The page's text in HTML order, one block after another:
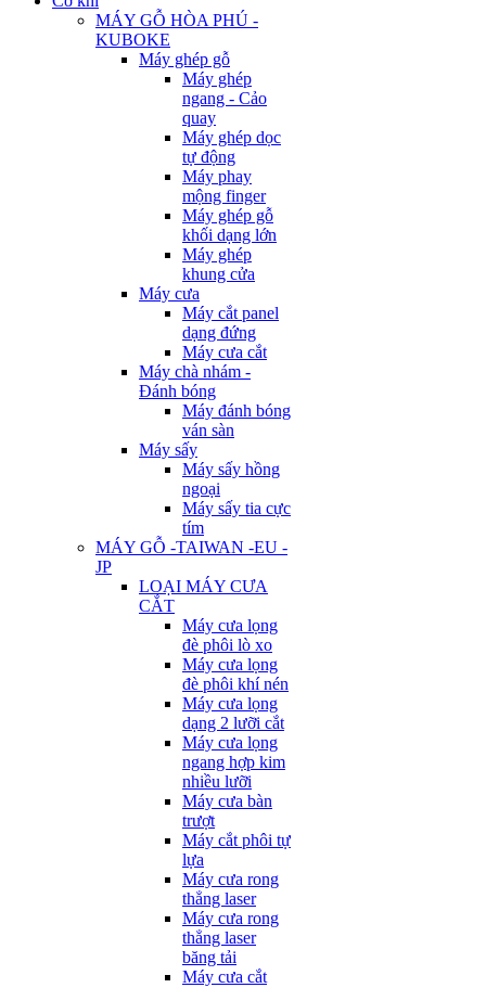
MÁY GỖ HÒA PHÚ -
KUBOKE
Máy ghép gỗ
Máy ghép
ngang - Cảo
quay
Máy ghép dọc
tự động
Máy phay
mộng finger
Máy ghép gỗ
khối dạng lớn
Máy ghép
khung cửa
Máy cưa
Máy cắt panel
dạng đứng
Máy cưa cắt
Máy chà nhám -
Đánh bóng
Máy đánh bóng
ván sàn
Máy sấy
Máy sấy hồng
ngoại
Máy sấy tia cực
tím
MÁY GỖ -TAIWAN -EU -
JP
LOẠI MÁY CƯA
CẮT
Máy cưa lọng
đè phôi lò xo
Máy cưa lọng
đè phôi khí nén
Máy cưa lọng
dạng 2 lưỡi cắt
Máy cưa lọng
ngang hợp kim
nhiều lưỡi
Máy cưa bàn
trượt
Máy cắt phôi tự
lựa
Máy cưa rong
thẳng laser
Máy cưa rong
thẳng laser
băng tải
Máy cưa cắt